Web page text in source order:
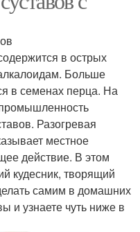
в острых
Больше
в семенах перца. На
Разогревая
местное
действие. В этом
кудесник, творящий
самим в домашних
и узнаете чуть ниже в